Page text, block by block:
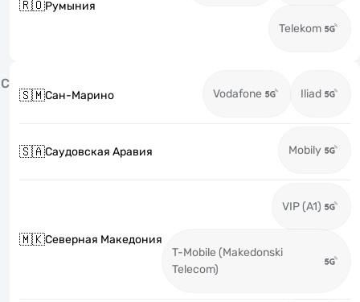
🇷🇴Румыния
Telekom
С
🇸🇲Сан-Марино Vodafone Iliad
🇸🇦Саудовская Аравия Mobily
🇲🇰Северная Македония
VIP (A1)
T-Mobile (Makedonski
Telecom)